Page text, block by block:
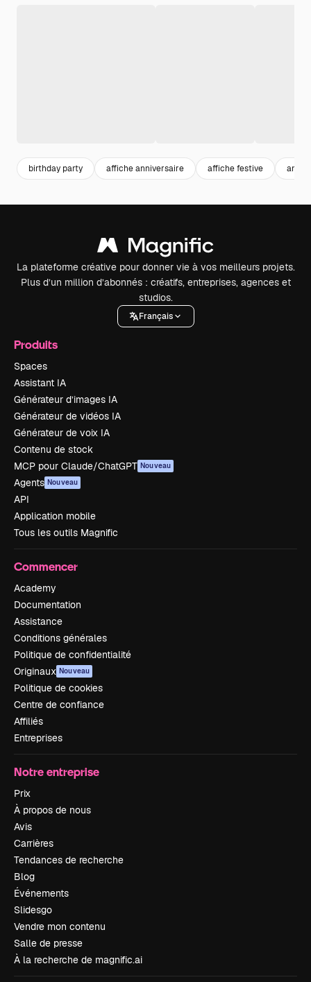
birthday party affiche anniversaire affiche festive
La plateforme créative pour donner vie à vos meilleurs projets.
Plus d’un million d’abonnés : créatifs, entreprises, agences et
studios.
Français
Produits
Spaces
Assistant IA
Générateur d’images IA
Générateur de vidéos IA
Générateur de voix IA
Contenu de stock
MCP pour Claude/ChatGPT Nouveau
Agents Nouveau
API
Application mobile
Tous les outils Magnific
Commencer
Academy
Documentation
Assistance
Conditions générales
Politique de confidentialité
Originaux Nouveau
Politique de cookies
Centre de confiance
Affiliés
Entreprises
Notre entreprise
Prix
À propos de nous
Avis
Carrières
Tendances de recherche
Blog
Événements
Slidesgo
Vendre mon contenu
Salle de presse
À la recherche de magnific.ai